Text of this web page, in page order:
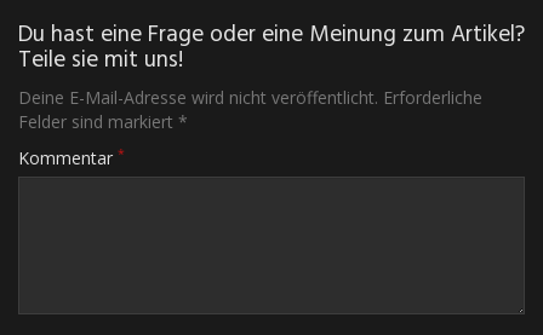
Du hast eine Frage oder eine Meinung zum Artikel?
Teile sie mit uns!
Deine E-Mail-Adresse wird nicht veröffentlicht. Erforderliche
Felder sind markiert *
Kommentar *